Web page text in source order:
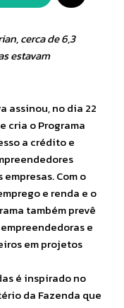
cerca de 6,3
estavam
assinou, no dia 22
cria o Programa
a crédito e
Com o
e renda e o
também prevê
e
em projetos
é inspirado no
da Fazenda que